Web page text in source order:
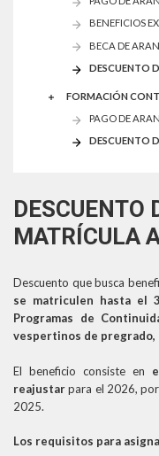
DESCUENTO
MATRÍCULA
Descuento que busca
se matriculen hasta el
Programas de
vespertinos de
El beneficio consiste en
reajustarpara el 2026,
2025.
Los requisitos para
BENEFICIOS
BECA DE
DESCUENTO
FORMACIÓN
PAGO DE
DESCUENTO